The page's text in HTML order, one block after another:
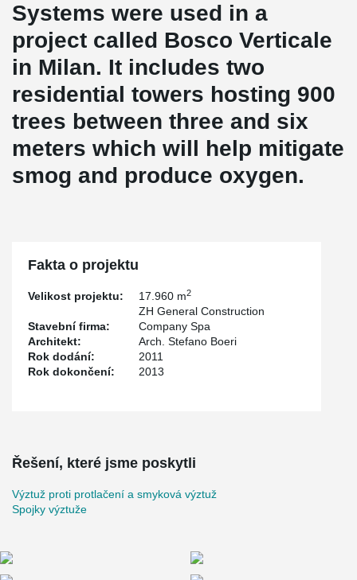
Systems were used in a
project called Bosco Verticale
in Milan. It includes two
residential towers hosting 900
trees between three and six
meters which will help mitigate
smog and produce oxygen.
Fakta o projektu
Velikost projektu: 17.960 m2
Stavební firma:
ZH General Construction
Company Spa
Architekt:
Arch. Stefano Boeri
Rok dodání:
2011
Rok dokončení:
2013
Řešení, které jsme poskytli
Výztuž proti protlačení a smyková výztuž
Spojky výztuže